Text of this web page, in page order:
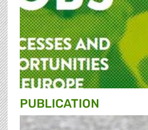
PUBLICATION